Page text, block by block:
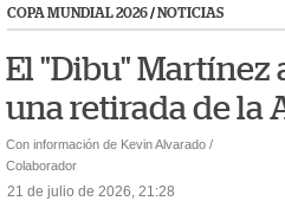
COPA MUNDIAL 2026/NOTICIAS
El "Dibu" Martínez
una retirada de la
Con información de Kevin Alvarado /
Colaborador
21 de julio de 2026, 21:28